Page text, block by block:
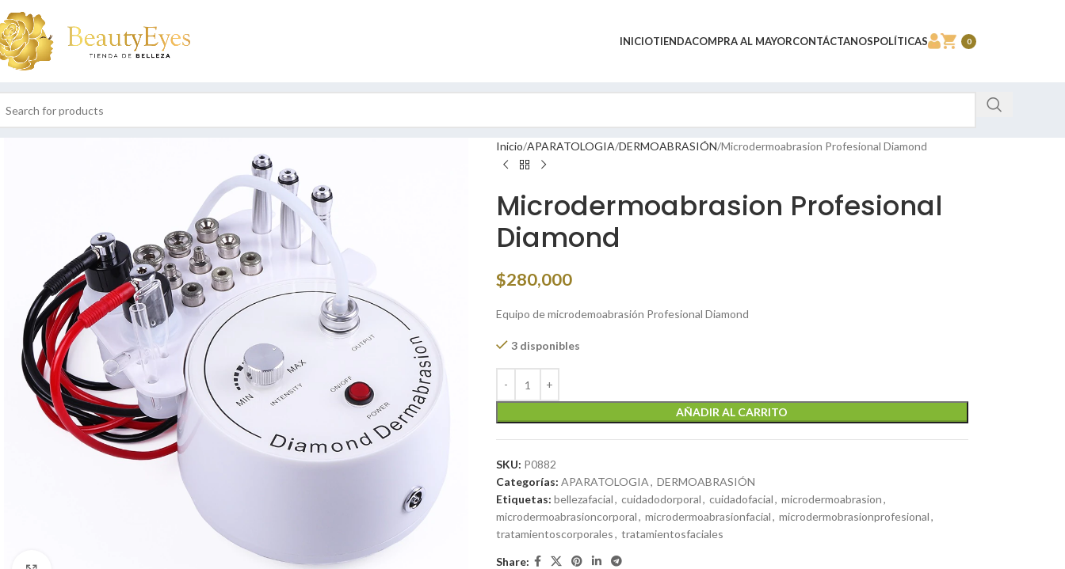
INICIOTIENDACOMPRA AL MAYORCONTÁCTANOSPOLÍTICAS 0
Inicio APARATOLOGIA DERMOABRASIÓN Microdermoabrasion Profesional Diamond
Microdermoabrasion Profesional
Diamond
$280,000
Equipo de microdemoabrasión Profesional Diamond
3 disponibles
AÑADIR AL CARRITO
SKU: P0882
Categorías: APARATOLOGIA, DERMOABRASIÓN
Etiquetas: bellezafacial, cuidadodorporal, cuidadofacial, microdermoabrasion,
microdermoabrasioncorporal, microdermoabrasionfacial, microdermobrasionprofesional,
tratamientoscorporales, tratamientosfaciales
Share: